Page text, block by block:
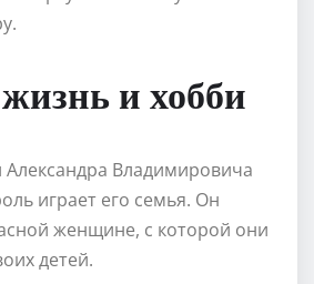
и хобби
Владимировича
играет его семья. Он
женщине, с которой они
детей.